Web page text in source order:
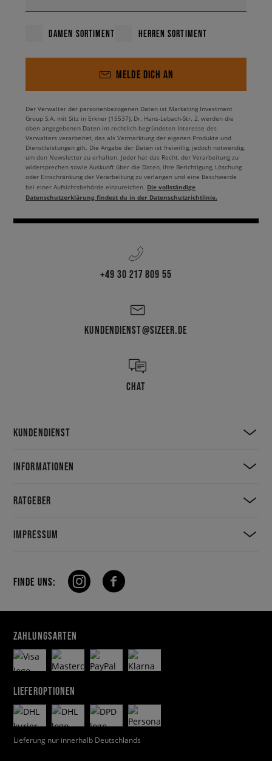
DAMEN SORTIMENT HERREN SORTIMENT
MELDE DICH AN
Der Verwalter der personenbezogenen Daten ist Marketing Investment
Group S.A. mit Sitz in Erkner (15537), Dr. Hans-Lebach-Str. 2, werden die
oben angegebenen Daten im rechtlich begründeten Interesse des
Verwalters verarbeitet, das als Vermarktung der eigenen Produkte und
Dienstleistungen gilt. Die Angabe der Daten ist freiwillig, jedoch notwendig,
um den Newsletter zu erhalten. Jeder hat das Recht, der Verarbeitung zu
widersprechen sowie Auskunft über die Daten, ihre Berichtigung, Löschung
oder Einschränkung der Verarbeitung zu verlangen und eine Beschwerde
bei einer Aufsichtsbehörde einzureichen. Die vollständige
Datenschutzerklärung findest du in der Datenschutzrichtlinie.
+49 30 217 809 55
KUNDENDIENST@SIZEER.DE
CHAT
KUNDENDIENST
INFORMATIONEN
RATGEBER
IMPRESSUM
FINDE UNS:
ZAHLUNGSARTEN
LIEFEROPTIONEN
Lieferung nur innerhalb Deutschlands